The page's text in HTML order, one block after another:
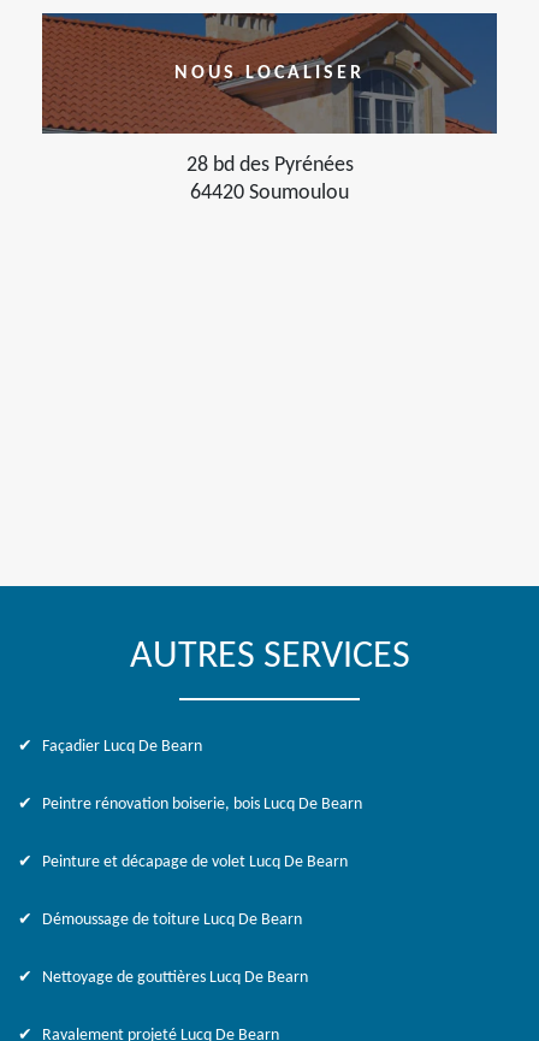
NOUS LOCALISER
28 bd des Pyrénées
64420 Soumoulou
AUTRES SERVICES
Façadier Lucq De Bearn
Peintre rénovation boiserie, bois Lucq De Bearn
Peinture et décapage de volet Lucq De Bearn
Démoussage de toiture Lucq De Bearn
Nettoyage de gouttières Lucq De Bearn
Ravalement projeté Lucq De Bearn